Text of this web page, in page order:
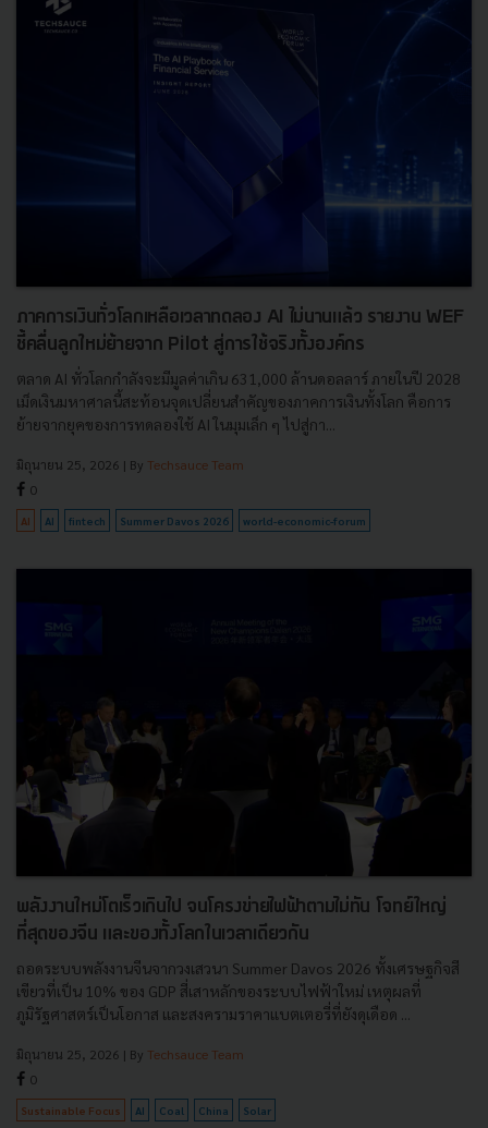
ภาคการเงินทั่วโลกเหลือเวลาทดลอง AI ไม่นานแล้ว รายงาน WEF
ชี้คลื่นลูกใหม่ย้ายจาก Pilot สู่การใช้จริงทั้งองค์กร
ตลาด AI ทั่วโลกกำลังจะมีมูลค่าเกิน 631,000 ล้านดอลลาร์ ภายในปี 2028
เม็ดเงินมหาศาลนี้สะท้อนจุดเปลี่ยนสำคัญของภาคการเงินทั้งโลก คือการ
ย้ายจากยุคของการทดลองใช้ AI ในมุมเล็ก ๆ ไปสู่กา...
มิถุนายน 25, 2026 | By Techsauce Team
0
AI AI fintech Summer Davos 2026 world-economic-forum
พลังงานใหม่โตเร็วเกินไป จนโครงข่ายไฟฟ้าตามไม่ทัน โจทย์ใหญ่
ที่สุดของจีน และของทั้งโลกในเวลาเดียวกัน
ถอดระบบพลังงานจีนจากวงเสวนา Summer Davos 2026 ทั้งเศรษฐกิจสี
เขียวที่เป็น 10% ของ GDP สี่เสาหลักของระบบไฟฟ้าใหม่ เหตุผลที่
ภูมิรัฐศาสตร์เป็นโอกาส และสงครามราคาแบตเตอรี่ที่ยังดุเดือด ...
มิถุนายน 25, 2026 | By Techsauce Team
0
Sustainable Focus AI Coal China Solar